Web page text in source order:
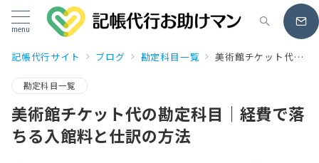
menu
記帳代行サイト ブログ 勘定科目一覧 美術館チケット代の勘定科目｜経費で落ちる入館料と仕訳の方法
勘定科目一覧
美術館チケット代の勘定科目｜経費で落
ちる入館料と仕訳の方法